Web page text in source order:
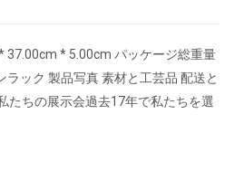
37.00cm * 5.00cm パッケージ総重量
ラック 製品写真 素材と工芸品 配送と
たちの展示会過去17年で私たちを選